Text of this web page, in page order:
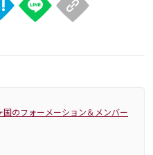
のフォーメーション＆メンバー